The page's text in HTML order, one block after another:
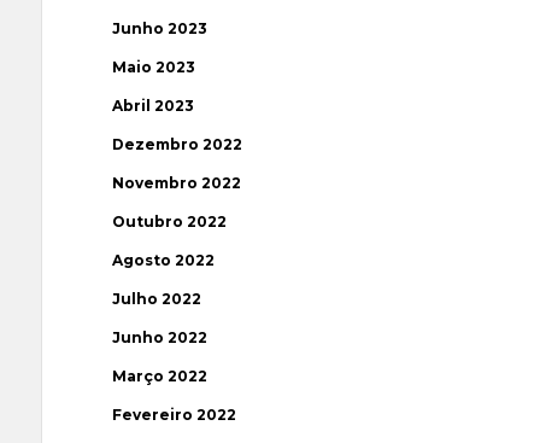
Junho 2023
Maio 2023
Abril 2023
Dezembro 2022
Novembro 2022
Outubro 2022
Agosto 2022
Julho 2022
Junho 2022
Março 2022
Fevereiro 2022